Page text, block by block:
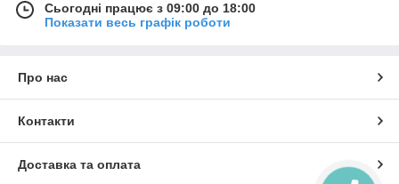
5.2.13, 5.2.14);
ГОСТ 22360-95.
відповідності:
Сьогодні працює з 09:00 до 18:00
Показати весь графік роботи
Про нас
Контакти
Доставка та оплата